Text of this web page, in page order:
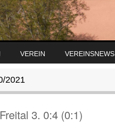
VEREIN VEREINSNEWS
2021
3. 0:4 (0:1)